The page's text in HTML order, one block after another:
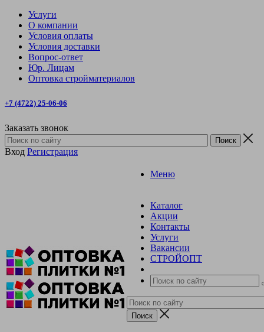
Услуги
О компании
Условия оплаты
Условия доставки
Вопрос-ответ
Юр. Лицам
Оптовка стройматериалов
+7 (4722) 25-06-06
Заказать звонок
Вход Регистрация
Меню
Каталог
Акции
Контакты
Услуги
Вакансии
СТРОЙОПТ